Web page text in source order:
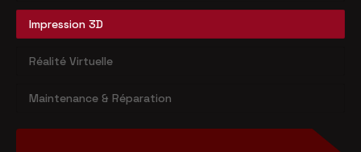
Impression 3D
Réalité Virtuelle
Maintenance & Réparation